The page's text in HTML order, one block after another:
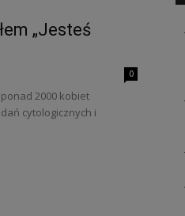
„Jesteś
0
2000 kobiet
cytologicznych i